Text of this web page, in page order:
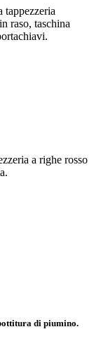
tappezzeria
raso, taschina
a righe rosso
di piumino.